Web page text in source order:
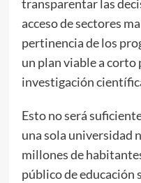
transparentar las
acceso de sectores
pertinencia de los
un plan viable a corto
investigación
Esto no será
una sola universidad
millones de
público de educación